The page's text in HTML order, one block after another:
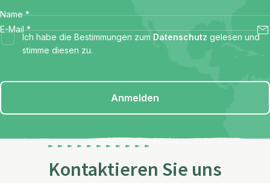
Name *
E-Mail *
Ich habe die Bestimmungen zum Datenschutz gelesen und
stimme diesen zu.
Anmelden
Kontaktieren Sie uns